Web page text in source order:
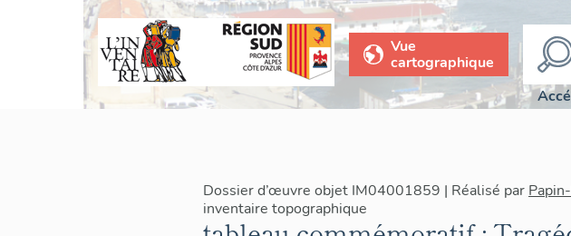
Vue
cartographique
Dossier d’œuvre objet IM04001859 | Réalisé par
inventaire topographique